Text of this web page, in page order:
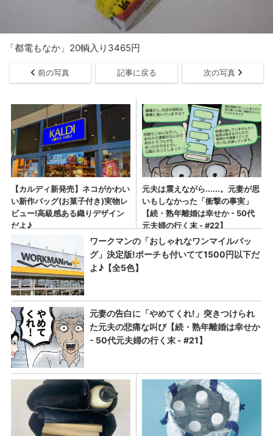
「都電もなか」20輌入り3465円
前の写真 記事に戻る 次の写真